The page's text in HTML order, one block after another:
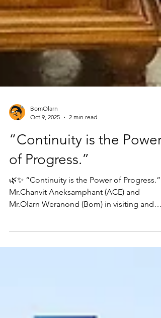
Oct 9, 2025
2 min read
“Continuity is the Power
of Progress.”
🌿✨ “Continuity is the Power of Progress.”
Permanent Secretary of the Ministry of